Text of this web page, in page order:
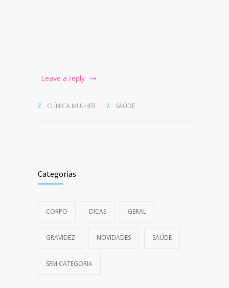
Leave a reply
CLÍNICA MULHER SAÚDE
Categorias
CORPO DICAS GERAL
GRAVIDEZ NOVIDADES SAÚDE
SEM CATEGORIA